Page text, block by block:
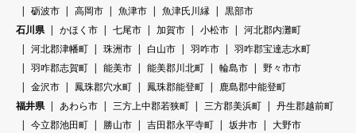
砺波市
高岡市 魚津市 魚津氏川縁
黒部市
石川県
かほく市 七尾市 加賀市 小松市
河北郡内灘町
河北郡津幡町
珠洲市 白山市 羽咋市
羽咋郡宝達志水町
羽咋郡志賀町
能美市 能美郡川北町 輪島市
野々市市
金沢市
鳳珠郡穴水町 鳳珠郡能登町
鹿島郡中能登町
福井県
あわら市 三方上中郡若狭町 三方郡美浜町
丹生郡越前町
今立郡池田町
勝山市 吉田郡永平寺町 坂井市
大野市